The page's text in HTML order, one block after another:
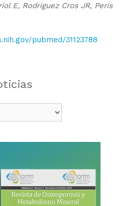
E, Rodríguez Cros JR, Peris
pubmed/31123788